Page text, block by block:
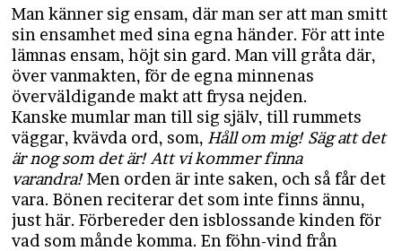
Man känner sig ensam, där man ser att man smitt
sin ensamhet med sina egna händer. För att inte
lämnas ensam, höjt sin gard. Man vill gråta där,
över vanmakten, för de egna minnenas
överväldigande makt att frysa nejden.
Kanske mumlar man till sig själv, till rummets
väggar, kvävda ord, som, Håll om mig! Säg att det
är nog som det är! Att vi kommer finna
varandra!Men orden är inte saken, och så får det
vara. Bönen reciterar det som inte finns ännu,
just här. Förbereder den isblossande kinden för
vad som månde komma. En föhn-vind från